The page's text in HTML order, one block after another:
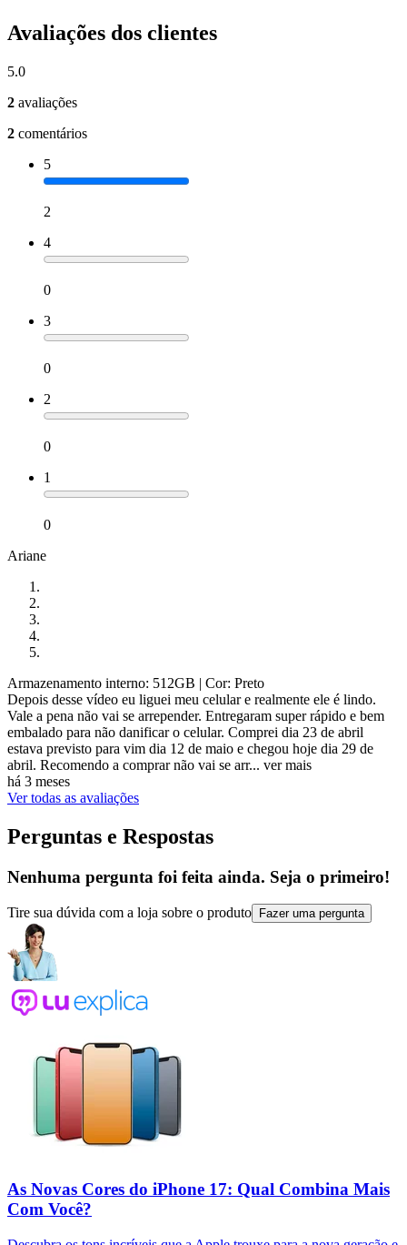
Avaliações dos clientes
5.0
2 avaliações
2 comentários
5
2
4
0
3
0
2
0
1
0
Ariane
Armazenamento interno: 512GB | Cor: Preto
Depois desse vídeo eu liguei meu celular e realmente ele é lindo.
Vale a pena não vai se arrepender. Entregaram super rápido e bem
embalado para não danificar o celular. Comprei dia 23 de abril
estava previsto para vim dia 12 de maio e chegou hoje dia 29 de
abril. Recomendo a comprar não vai se arr... ver mais
há 3 meses
Ver todas as avaliações
Perguntas e Respostas
Nenhuma pergunta foi feita ainda. Seja o primeiro!
Tire sua dúvida com a loja sobre o produto Fazer uma pergunta
As Novas Cores do iPhone 17: Qual Combina Mais
Com Você?